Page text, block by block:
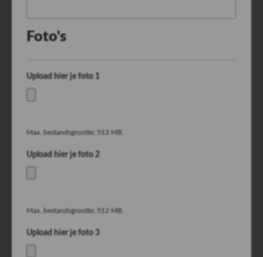
Foto's
Upload hier je foto 1
Max. bestandsgrootte: 512 MB.
Upload hier je foto 2
Max. bestandsgrootte: 512 MB.
Upload hier je foto 3